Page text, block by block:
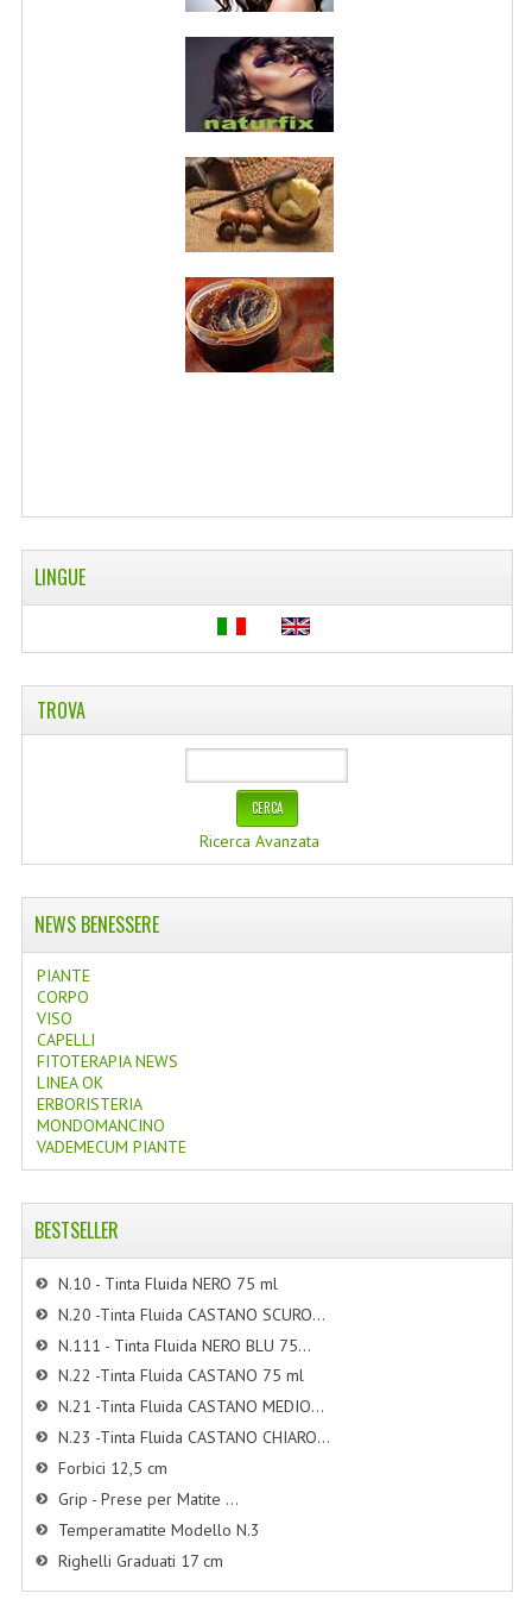
WELLNESS
CAPELLI
FITOTERAPIA NEWS
FIORI DI BACH
LINEA OK
MONDO MANCINO
LINGUE
TROVA
Ricerca Avanzata
NEWS BENESSERE
PIANTE
CORPO
VISO
CAPELLI
FITOTERAPIA NEWS
LINEA OK
ERBORISTERIA
MONDOMANCINO
VADEMECUM PIANTE
BESTSELLER
N.10 - Tinta Fluida NERO 75 ml
N.20 -Tinta Fluida CASTANO SCURO...
N.111 - Tinta Fluida NERO BLU 75...
N.22 -Tinta Fluida CASTANO 75 ml
N.21 -Tinta Fluida CASTANO MEDIO...
N.23 -Tinta Fluida CASTANO CHIARO...
Forbici 12,5 cm
Grip - Prese per Matite ...
Temperamatite Modello N.3
Righelli Graduati 17 cm